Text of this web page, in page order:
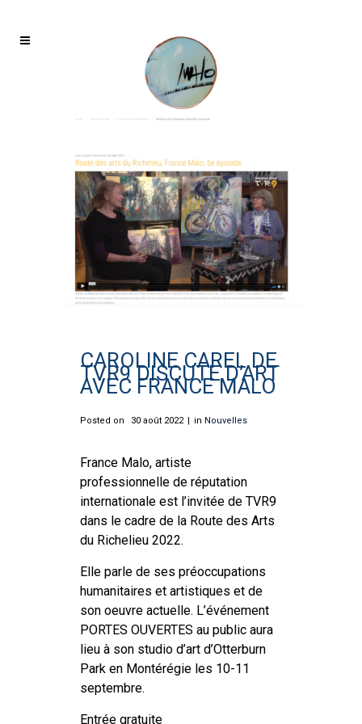
CAROLINE CAREL DE
TVR9 DISCUTE D’ART
AVEC FRANCE MALO
Posted on 30 août 2022 in Nouvelles
France Malo, artiste
professionnelle de réputation
internationale est l’invitée de TVR9
dans le cadre de la Route des Arts
du Richelieu 2022.
Elle parle de ses préoccupations
humanitaires et artistiques et de
son oeuvre actuelle. L’événement
PORTES OUVERTES au public aura
lieu à son studio d’art d’Otterburn
Park en Montérégie les 10-11
septembre.
Entrée gratuite